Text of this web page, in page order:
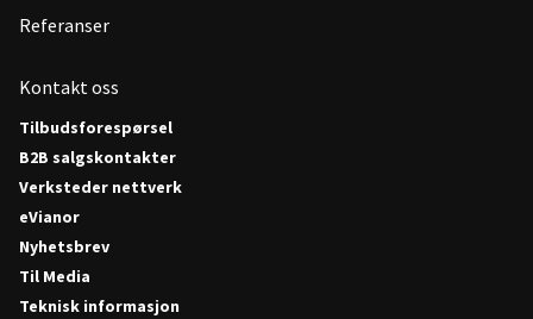
Referanser
Kontakt oss
Tilbudsforespørsel
B2B salgskontakter
Verksteder nettverk
eVianor
Nyhetsbrev
Til Media
Teknisk informasjon